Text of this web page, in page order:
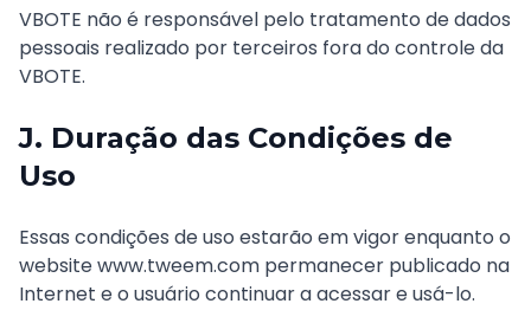
VBOTE não é responsável pelo tratamento de dados
pessoais realizado por terceiros fora do controle da
VBOTE.
J. Duração das Condições de
Uso
Essas condições de uso estarão em vigor enquanto o
website www.tweem.com permanecer publicado na
Internet e o usuário continuar a acessar e usá-lo.